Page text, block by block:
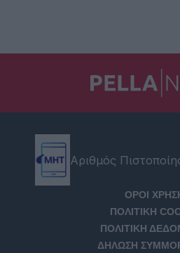
Αριθμός
ΟΡΟΙ
ΠΟΛΙΤΙΚΗ
ΠΟΛΙΤΙΚΗ
ΔΗΛΩΣΗ